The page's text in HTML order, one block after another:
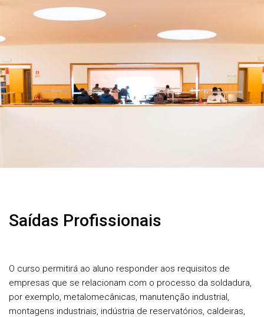
Saídas Profissionais
O curso permitirá ao aluno responder aos requisitos de
empresas que se relacionam com o processo da soldadura,
por exemplo, metalomecânicas, manutenção industrial,
montagens industriais, indústria de reservatórios, caldeiras,